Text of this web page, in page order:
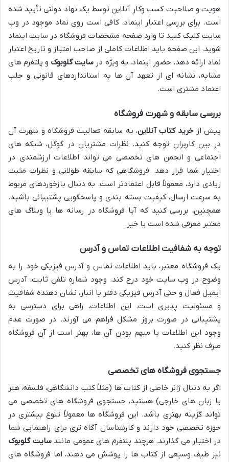
هویت و صلاحیت کسب وکار آنلاین توسط یک نهاد دولتی تأیید شده
است. برای بررسی اعتبار اینماد، کافی است روی نماد موجود در وب
سایت کلیک کنید تا وارد صفحه مشخصات فروشگاه در سایت اینماد
شوید. این صفحه باید اطلاعات کاملی از صاحب امتیاز و تاریخ اعتبار
نماد ارائه دهد. حضور اینماد، به ویژه در سایت گلوبوک و پلتفرم های
مشابه، نشانه ای از تعهد آن ها به استانداردهای قانونی و جلب
اعتماد مشتری است.
بررسی سابقه و شهرت فروشگاه
پیش از خرید کتاب آنلاین، به سابقه فعالیت فروشگاه و شهرت آن
در بین کاربران توجه کنید. نظرات مشتریان در گوگل، شبکه های
اجتماعی و انجمن های تخصصی می تواند اطلاعات ارزشمندی در
اختیار شما قرار دهد. فروشگاهی که سابقه طولانی و نظرات مثبت
زیادی دارد، معمولاً قابل اعتمادتر است. به دنبال بازخوردهای مربوط
به سرعت ارسال، کیفیت بسته بندی و پاسخگویی پشتیبانی باشید.
همچنین، بررسی کنید که آیا فروشگاه در رسانه ها یا وبلاگ های
معتبر معرفی شده است یا خیر.
توجه به شفافیت اطلاعات تماس و آدرس
یک فروشگاه معتبر، باید اطلاعات تماس و آدرس فیزیکی خود را به
وضوح در وب سایت خود درج کند. وجود شماره تلفن ثابت، آدرس
ایمیل فعال و حتی آدرس فیزیکی دفتر یا انبار، نشان دهنده شفافیت
و مسئولیت پذیری است. این اطلاعات، راهی برای دسترسی به
پشتیبانی در صورت بروز مشکل فراهم می آورند. در صورت عدم
وجود این اطلاعات یا مبهم بودن آن ها، بهتر است از آن فروشگاه
صرف نظر کنید.
جستجوی فروشگاه های تخصصی
اگر به دنبال ژانر خاصی از کتاب ها (مثلاً کتب دانشگاهی، فلسفه، هنر
یا زبان های خارجی) هستید، جستجوی فروشگاه های تخصصی می
تواند گزینه بهتری باشد. این فروشگاه ها معمولاً تنوع بیشتری در
حوزه تخصصی خود دارند و کارشناسان آگاه تری برای راهنمایی شما
در اختیار می گذارند. هرچند پلتفرم های عمومی مانندسایت گلوبوک
نیز طیف وسیعی از کتاب ها را پوشش می دهند، اما فروشگاه های